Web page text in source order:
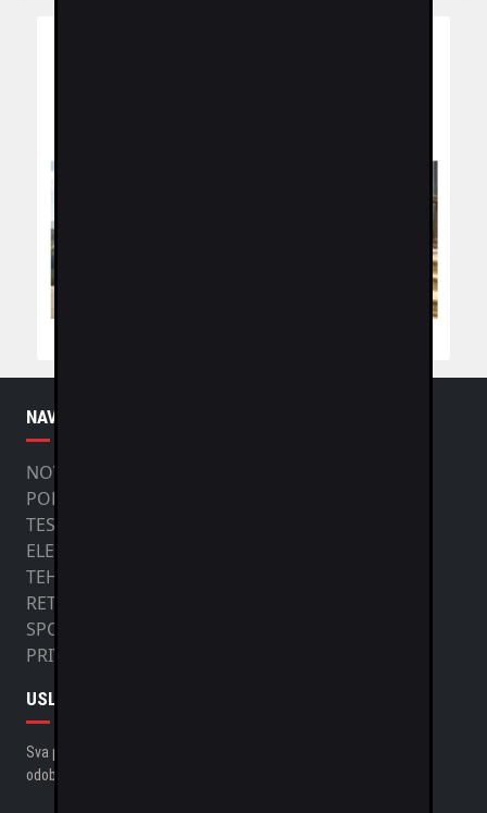
NAVIGACIJA
NOVI AUTOMOBILI
POLOVNI AUTOMOBILI
TESTOVI
ELEKTRO
TEHNOLOGIJA
RETRO
SPORT
PRIVREDNA VOZILA
USLOVI KORIŠTENJA
Sva prava zadržana. Nije dozvoljeno preuzimanje sadržaja, bez
odobrenja izdavača, World Of Speed d.o.o.